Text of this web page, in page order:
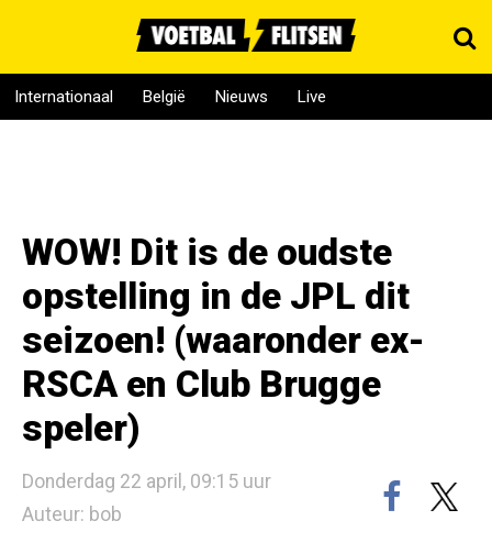
Internationaal België Nieuws Live
WOW! Dit is de oudste
opstelling in de JPL dit
seizoen! (waaronder ex-
RSCA en Club Brugge
speler)
Donderdag 22 april, 09:15 uur
Auteur: bob